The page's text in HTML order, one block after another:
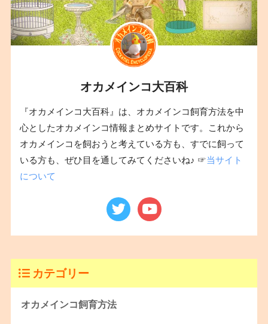
オカメインコ大百科
『オカメインコ大百科』は、オカメインコ飼育方法を中
心としたオカメインコ情報まとめサイトです。これから
オカメインコを飼おうと考えている方も、すでに飼って
いる方も、ぜひ目を通してみてくださいね♪ ☞当サイト
について
カテゴリー
オカメインコ飼育方法